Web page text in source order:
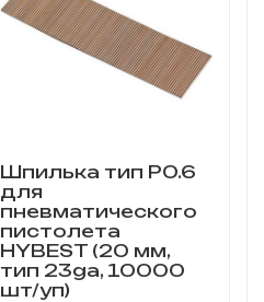
Шпилька тип P0.6
для
пневматического
пистолета
HYBEST (20 мм,
тип 23ga, 10000
шт/уп)